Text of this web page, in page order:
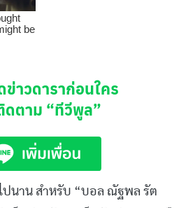
ข่าวดาราก่อนใคร
ดตาม “ทีวีพูล”
ปนาน สำหรับ “บอล ณัฐพล รัต